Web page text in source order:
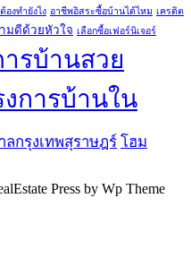
องทำยังไง อาชีพอิสระซื้อบ้านได้ไหม เครดิต
มดีด้วยหัวใจ เลือกซื้อเฟอร์นิเจอร์
รบ้านสวย
การบ้านใน
ลกรุงเทพสุราษฎร์ โฮม
Press by Wp Theme